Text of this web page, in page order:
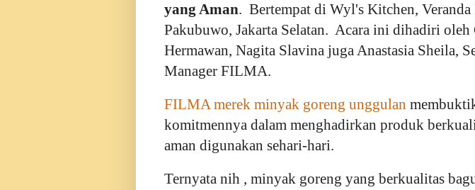
yang Aman. Bertempat di Wyl's Kitchen,
Pakubuwo, Jakarta Selatan. Acara ini dihadiri oleh
Hermawan, Nagita Slavina juga Anastasia Sheila,
Manager FILMA.
FILMA merek minyak goreng unggulan
komitmennya dalam menghadirkan produk
aman digunakan sehari-hari.
Ternyata nih , minyak goreng yang berkualitas